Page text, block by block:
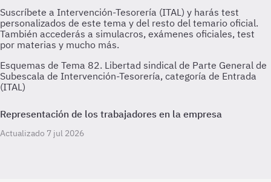
Esquemas de Tema 82. Libertad sindical de Parte General de
Subescala de Intervención-Tesorería, categoría de Entrada
(ITAL)
Representación de los trabajadores en la empresa
Actualizado 7 jul 2026